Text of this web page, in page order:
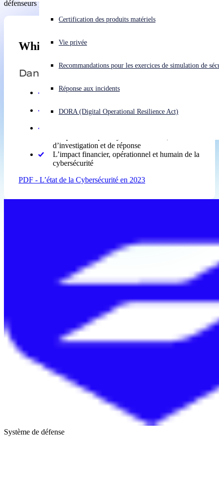
Vous subissez une cyberattaque ? Obtenez une aide immédiate.
Open language switcher
Certification des produits matériels
Vie privée
Recommandations pour les exercices de simulation de
Réponse aux incidents
DORA (Digital Operational Resilience Act)
défenseurs peuvent progresser dans cette course à deux vitesses.
Whitepapers
Dans ce rapport:
La fréquence et le type de cyberattaques subies
Les principaux risques de sécurité perçus pour
d’investigation et de réponse
L’impact financier, opérationnel et humain de la
cybersécurité
PDF - L’état de la Cybersécurité en 2023
Système de défense